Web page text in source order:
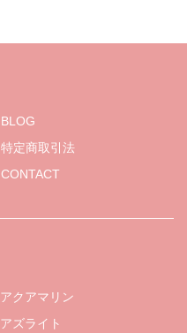
BLOG
特定商取引法
CONTACT
アクアマリン
アズライト